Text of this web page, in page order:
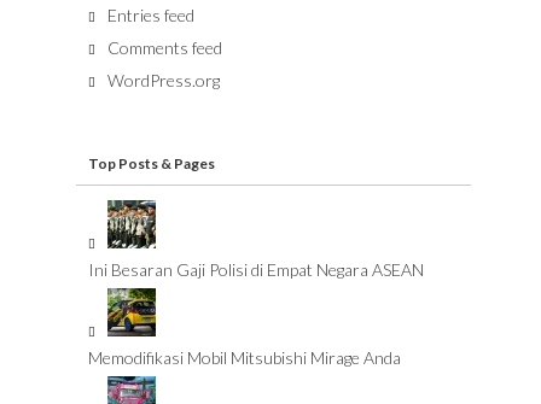
Entries feed
Comments feed
WordPress.org
Top Posts & Pages
Ini Besaran Gaji Polisi di Empat Negara ASEAN
Memodifikasi Mobil Mitsubishi Mirage Anda